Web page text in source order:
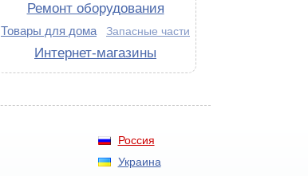
Ремонт оборудования
Товары для дома Запасные части
Интернет-магазины
Россия
Украина